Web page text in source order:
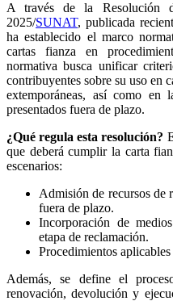
A través de la Resolución
2025/SUNAT, publicada
ha establecido el marco
cartas fianza en
normativa busca unificar
contribuyentes sobre su uso en
extemporáneas, así como en
presentados fuera de plazo.
¿Qué regula esta resolución?
que deberá cumplir la carta
escenarios:
Admisión de recursos de
fuera de plazo.
Incorporación de
etapa de reclamación.
Procedimientos
Además, se define el
renovación, devolución y